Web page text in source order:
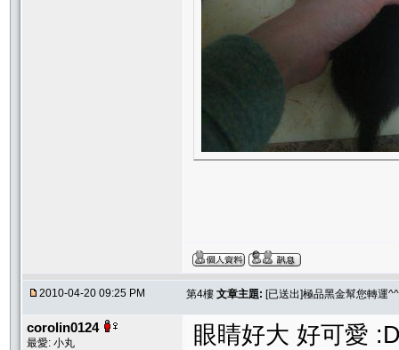
2010-04-20 09:25 PM 第4樓 文章主題: [已送出]極品黑金幫您轉運
corolin0124
最愛: 小丸 眼睛好大 好可愛